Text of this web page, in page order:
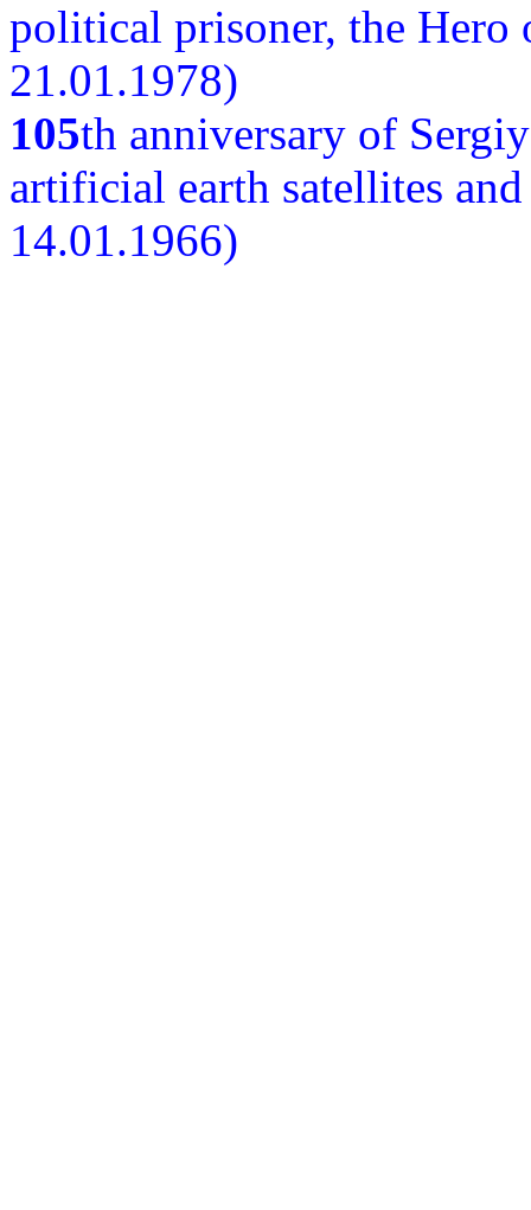
political prisoner, the
21.01.1978)
105th anniversary of
artificial earth satellites
14.01.1966)